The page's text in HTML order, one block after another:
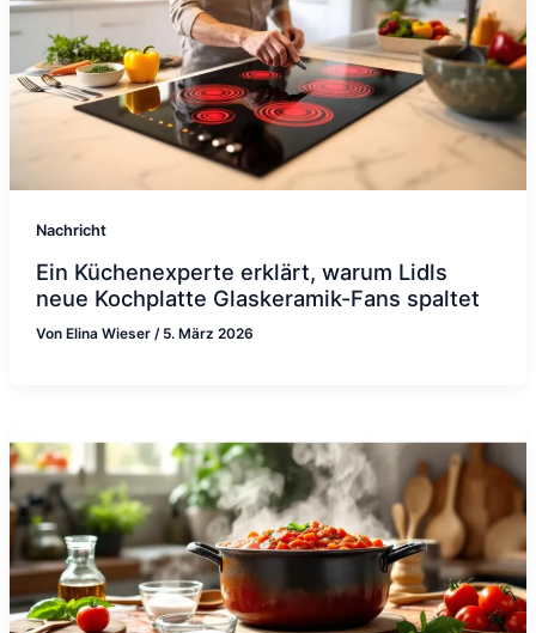
Nachricht
Ein Küchenexperte erklärt, warum Lidls
neue Kochplatte Glaskeramik-Fans spaltet
Von Elina Wieser / 5. März 2026